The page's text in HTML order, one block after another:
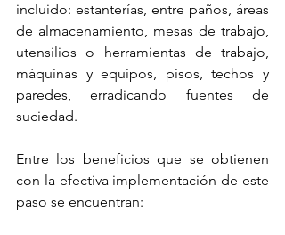
incluido: estanterías, entre paños, áreas
de almacenamiento, mesas de trabajo,
utensilios o herramientas de trabajo,
máquinas y equipos, pisos, techos y
paredes, erradicando fuentes de
suciedad.
Entre los beneficios que se obtienen
con la efectiva implementación de este
paso se encuentran: